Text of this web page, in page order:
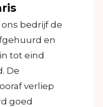
bedrijf de
en
tot eind
De
verliep
goed